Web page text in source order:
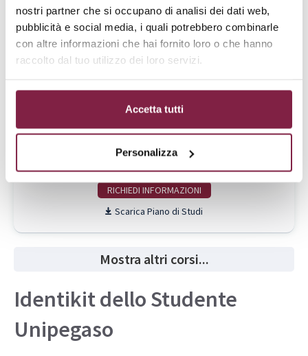
nostri partner che si occupano di analisi dei dati web,
pubblicità e social media, i quali potrebbero combinarle
con altre informazioni che hai fornito loro o che hanno
raccolto dal tuo utilizzo dei loro servizi.
Accetta tutti
Personalizza
RICHIEDI INFO
Piano di Studi
Scienze Motorie
Laurea Triennale
Scienze Motorie
Da € 1788 a € 3600
RICHIEDI INFO
Piano di Studi
Mostra altri corsi...
Identikit dello Studente
Unipegaso